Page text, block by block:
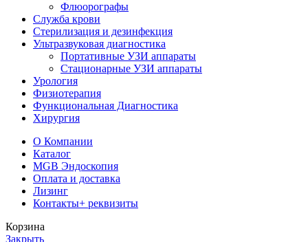
Флюорографы
Служба крови
Стерилизация и дезинфекция
Ультразвуковая диагностика
Портативные УЗИ аппараты
Стационарные УЗИ аппараты
Урология
Физиотерапия
Функциональная Диагностика
Хирургия
О Компании
Каталог
MGB Эндоскопия
Оплата и доставка
Лизинг
Контакты+ реквизиты
Корзина
Закрыть